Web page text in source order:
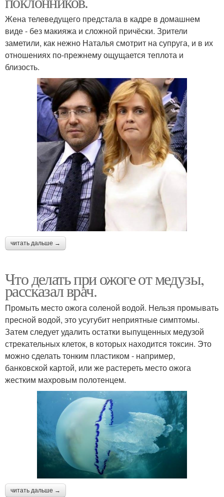
Жена телеведущего предстала в кадре в домашнем
виде - без макияжа и сложной причёски. Зрители
заметили, как нежно Наталья смотрит на супруга, и в их
отношениях по-прежнему ощущается теплота и
близость.
читать дальше →
Что делать при ожоге от медузы,
рассказал врач.
Промыть место ожога соленой водой. Нельзя промывать
пресной водой, это усугубит неприятные симптомы.
Затем следует удалить остатки выпущенных медузой
стрекательных клеток, в которых находится токсин. Это
можно сделать тонким пластиком - например,
банковской картой, или же растереть место ожога
жестким махровым полотенцем.
читать дальше →